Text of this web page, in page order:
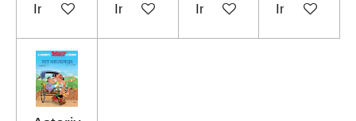
In winkelwagenIn winkelwagenIn winkelwagen
In